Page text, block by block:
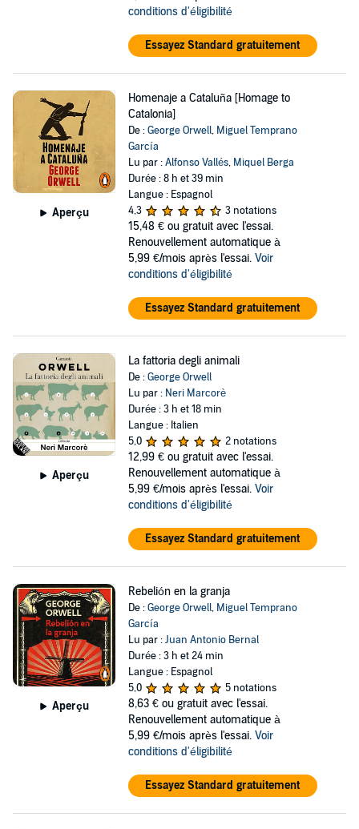
conditions d'éligibilité
Essayez Standard gratuitement
Aperçu
Homenaje a Cataluña [Homage to
Catalonia]
De :George Orwell, Miguel Temprano
García
Lu par :Alfonso Vallés, Miquel Berga
Durée : 8 h et 39 min
Langue : Espagnol
4,3
3 notations
15,48 € ou gratuit avec l'essai.
Renouvellement automatique à
5,99 €/mois après l'essai. Voir
conditions d'éligibilité
Essayez Standard gratuitement
Aperçu
La fattoria degli animali
De :George Orwell
Lu par : Neri Marcorè
Durée : 3 h et 18 min
Langue : Italien
5,0
2 notations
12,99 € ou gratuit avec l'essai.
Renouvellement automatique à
5,99 €/mois après l'essai. Voir
conditions d'éligibilité
Essayez Standard gratuitement
Aperçu
Rebelión en la granja
De :George Orwell, Miguel Temprano
García
Lu par :Juan Antonio Bernal
Durée : 3 h et 24 min
Langue : Espagnol
5,0
5 notations
8,63 € ou gratuit avec l'essai.
Renouvellement automatique à
5,99 €/mois après l'essai. Voir
conditions d'éligibilité
Essayez Standard gratuitement